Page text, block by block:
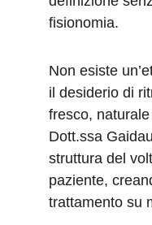
fisionomia.
Non esiste
il desiderio di
fresco,
Dott.ssa
struttura del
paziente,
trattamento su